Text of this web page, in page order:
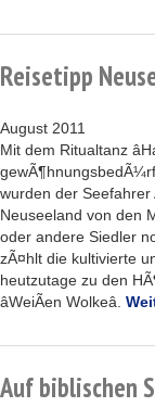
Reisetipp
August 2011
Mit dem Ritualtanz
wurden der Seefahrer
Neuseeland von den
oder andere Siedler
zÃ¤hlt die kultivierte
heutzutage zu den
âWeiÃen Wolkeâ.
Auf biblischen